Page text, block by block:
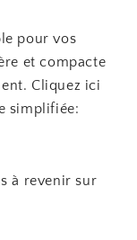
pour vos
et compacte
Cliquez ici
simplifiée:
à revenir sur